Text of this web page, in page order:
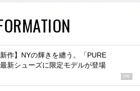
新作】NYの輝きを纏う。「PURE
新シューズに限定モデルが登場
PR